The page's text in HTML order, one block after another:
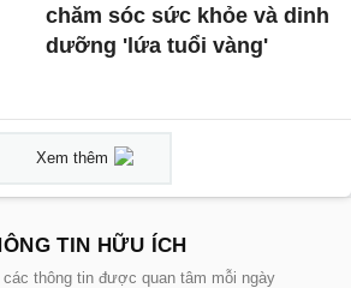
chăm sóc sức khỏe và dinh
dưỡng 'lứa tuổi vàng'
Xem thêm
TIN HỮU ÍCH
các thông tin được quan tâm mỗi ngày